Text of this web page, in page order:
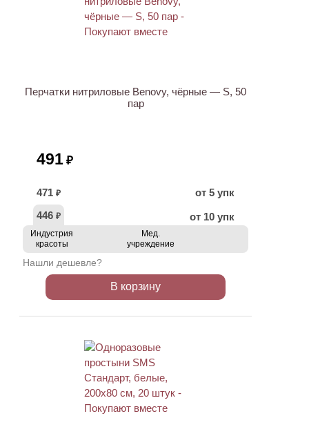
Перчатки нитриловые Benovy, чёрные — S, 50
пар
491 ₽
471 ₽
от 5 упк
446 ₽ от 10 упк
Индустрия
красоты
Мед.
учреждение
Нашли дешевле?
В корзину